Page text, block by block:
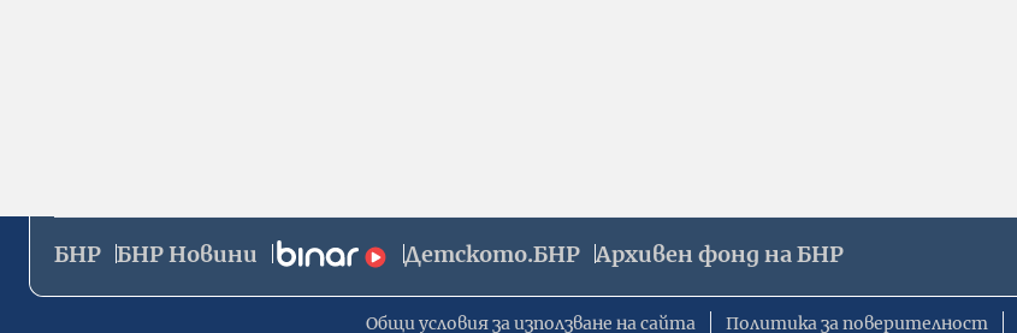
БНР БНР Новини Детското.БНР Архивен фонд на БНР
Общи условия за използване на сайта Политика за поверителност